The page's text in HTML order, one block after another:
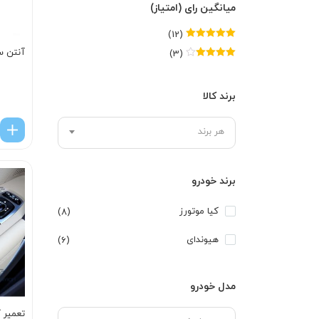
میانگین رای (امتیاز)
امتیاز 5 از 5
(12)
(3)
برند کالا
هر برند
برند خودرو
کیا موتورز (8)
هیوندای (6)
مدل خودرو
آنتن
تعمیر